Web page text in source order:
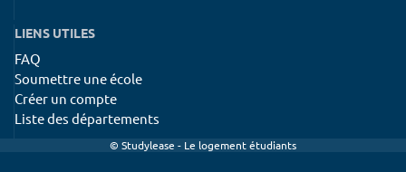
LIENS UTILES
FAQ
Soumettre une école
Créer un compte
Liste des départements
© Studylease - Le logement étudiants